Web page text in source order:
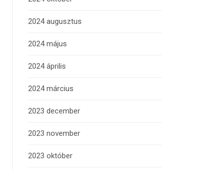
2024 augusztus
2024 május
2024 április
2024 március
2023 december
2023 november
2023 október